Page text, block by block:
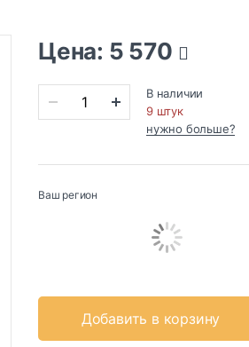
Цена: 5 570
В наличии
9 штук
нужно больше?
Ваш регион
Добавить в корзину